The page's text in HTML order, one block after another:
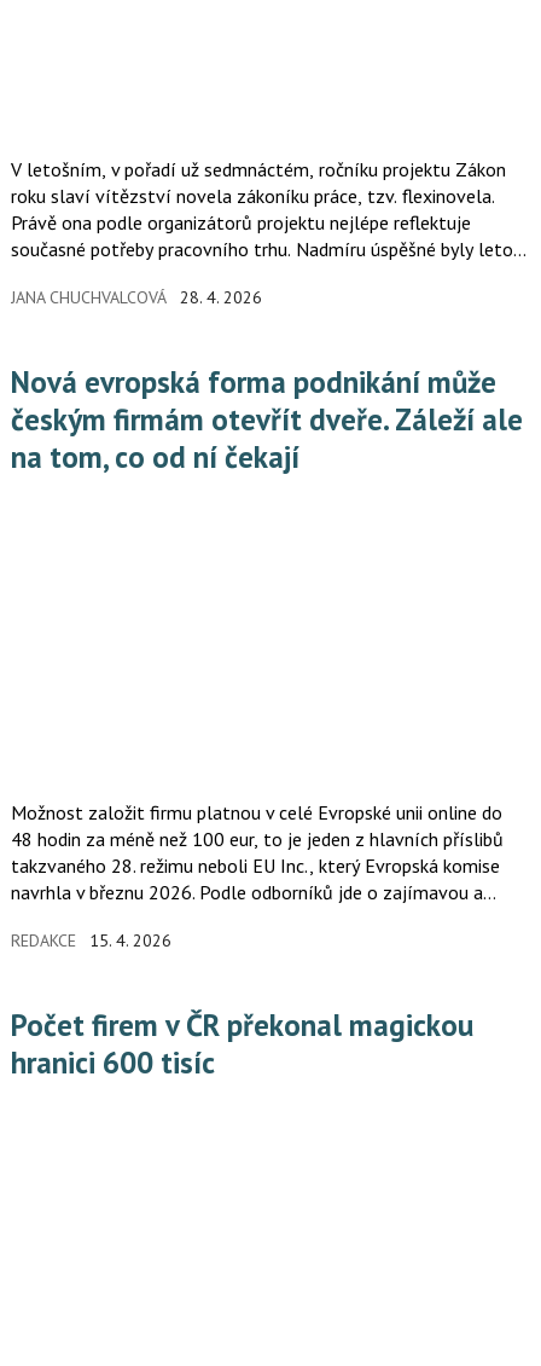
V letošním, v pořadí už sedmnáctém, ročníku projektu Zákon
roku slaví vítězství novela zákoníku práce, tzv. flexinovela.
Právě ona podle organizátorů projektu nejlépe reflektuje
současné potřeby pracovního trhu. Nadmíru úspěšné byly letos
úpravy posilující důvěrnost komunikace klientů se svými
JANA CHUCHVALCOVÁ 28. 4. 2026
Nová evropská forma podnikání může
českým firmám otevřít dveře. Záleží ale
na tom, co od ní čekají
Možnost založit firmu platnou v celé Evropské unii online do
48 hodin za méně než 100 eur, to je jeden z hlavních příslibů
takzvaného 28. režimu neboli EU Inc., který Evropská komise
navrhla v březnu 2026. Podle odborníků jde o zajímavou a
společností, zejména ke společnosti s ručením omezeným.
REDAKCE 15. 4. 2026
Počet firem v ČR překonal magickou
hranici 600 tisíc